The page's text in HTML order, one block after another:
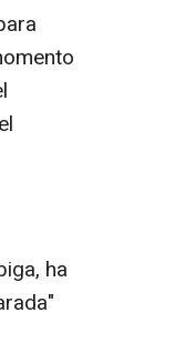
ha